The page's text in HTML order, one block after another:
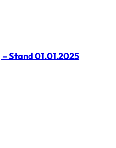
Stand 01.01.2025